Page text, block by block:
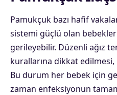
Pamukçuk bazı hafif
sistemi güçlü olan
gerileyebilir. Düzenli ağız
kurallarına dikkat edilmesi,
Bu durum her bebek için
zaman enfeksiyonun